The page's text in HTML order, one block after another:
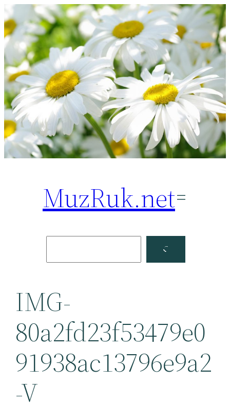
Перейти
к
содержимому
MuzRuk.net
Facebook
IMG-
80a2fd23f53479e0
91938ac13796e9a2
-V